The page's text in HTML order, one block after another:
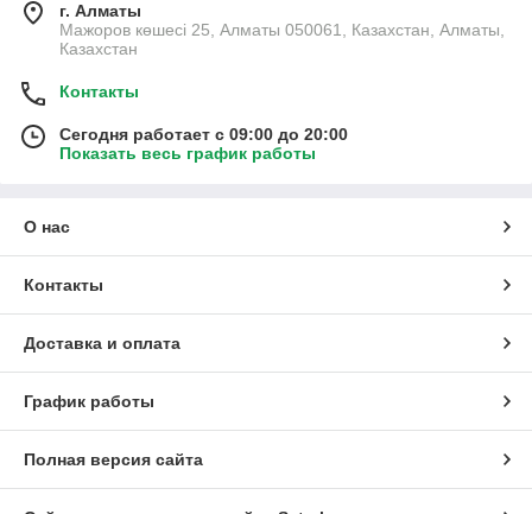
г. Алматы
Мажоров көшесі 25, Алматы 050061, Казахстан, Алматы,
Казахстан
Контакты
Сегодня работает с 09:00 до 20:00
Показать весь график работы
О нас
Контакты
Доставка и оплата
График работы
Полная версия сайта